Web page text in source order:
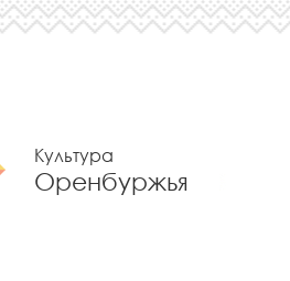
Культура
Оренбуржья